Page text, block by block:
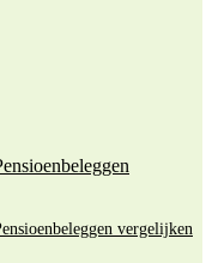
vergelijken